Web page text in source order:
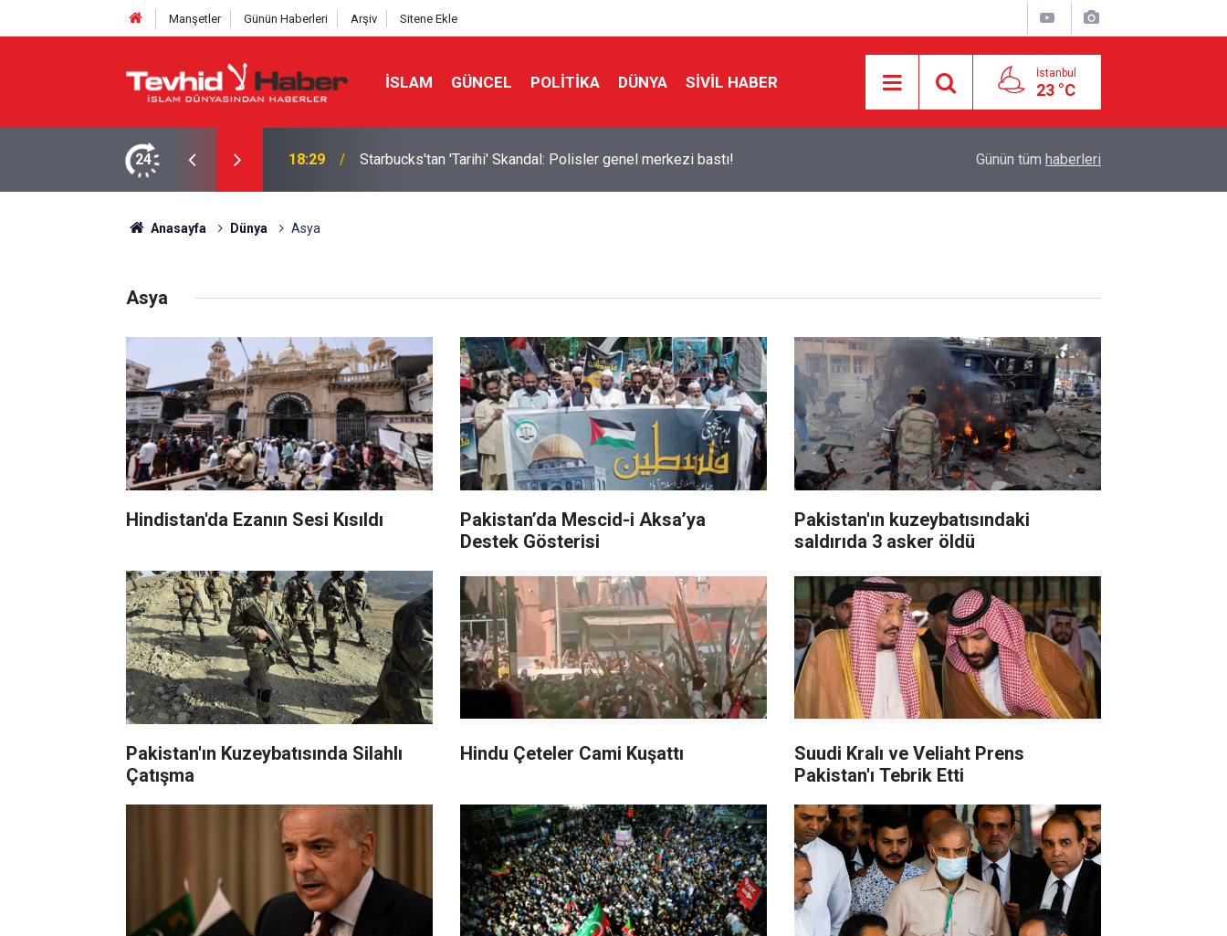
Manşetler Günün Haberleri Arşiv Sitene Ekle
İSLAM GÜNCEL POLITIKA DÜNYA SIVIL HABER İstanbul
23 °C
24
yeni bir marka ismi buldu! 18:29 Starbucks'tan 'Tarihi' Skandal: Polisler genel merkezi bastı! İşgalci Yerleşimciler Filistinlilerin Evlerini Ateşe
Günün tüm haberleri
Anasayfa Dünya Asya
Asya
Hindistan'da Ezanın Sesi Kısıldı
Pakistan’da Mescid-i Aksa’ya
Destek Gösterisi
Pakistan'ın kuzeybatısındaki
saldırıda 3 asker öldü
Pakistan'ın Kuzeybatısında Silahlı
Çatışma
Hindu Çeteler Cami Kuşattı
Suudi Kralı ve Veliaht Prens
Pakistan'ı Tebrik Etti